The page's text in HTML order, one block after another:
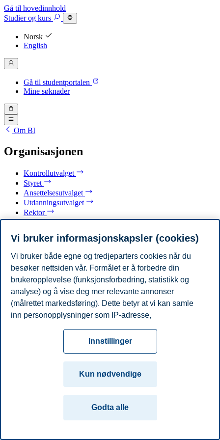
Gå til hovedinnhold
Studierog kurs
Norsk
English
Gå til studentportalen
Mine søknader
Om BI
Organisasjonen
Kontrollutvalget
Styret
Ansettelsesutvalget
Utdanningsutvalget
Rektor
Prorektor
Andre utvalg
Personvern Cookies TilgjengelighetserklæringDisclaimer
fraBeredskapKontakt oss
Campus:
Oslo BergenTrondheimStavanger
© 2026 Handelshøyskolen BI
Vi bruker informasjonskapsler (cookies)
Vi bruker både egne og tredjeparters cookies når du
besøker nettsiden vår. Formålet er å forbedre din
brukeropplevelse (funksjonsforbedring, statistikk og
analyse) og å vise deg mer relevante annonser
(målrettet markedsføring). Dette betyr at vi kan samle
inn personopplysninger som IP-adresse,
cookies som er nødvendige for at nettsiden skal
fungere, kan du enten godta alle eller tilpasse ditt
samtykke ved å endre innstillinger.
Les mer om våre informasjonskapsler, hvilke
opplysninger vi samler inn og formålene i innstillinger
for informasjonskapsler. Du kan når som helst endre
eller trekke tilbake ditt samtykke i innstillingene ved å
Innstillinger
Kun nødvendige
Godta alle